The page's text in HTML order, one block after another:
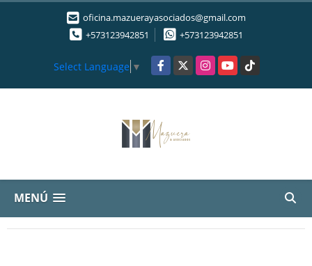
oficina.mazuerayasociados@gmail.com
+573123942851
+573123942851
Select Language ▼ Facebook
X InstagramYouTubeTikTok
MENÚ